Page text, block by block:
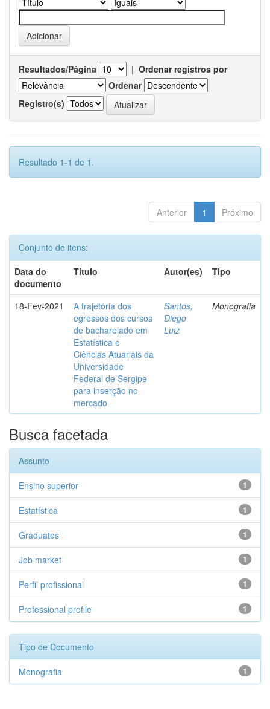
Resultados/Página | Ordenar registros por
Ordenar
Registro(s)
Resultado 1-1 de 1.
Anterior 1 Próximo
Conjunto de itens:
Data do
documento
Título Autor(es) Tipo
18-Fev-2021
A trajetória dos
egressos dos cursos
de bacharelado em
Estatística e
Ciências Atuariais da
Universidade
Federal de Sergipe
para inserção no
mercado
Santos,
Diego
Luiz
Monografia
Busca facetada
Assunto
1
Ensino superior
1
Estatística
1
Graduates
1
Job market
1
Perfil profissional
1
Professional profile
Tipo de Documento
1
Monografia